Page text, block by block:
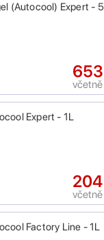
(Autocool) Expert -
včetně
Expert - 1L
včetně
Factory Line - 1L